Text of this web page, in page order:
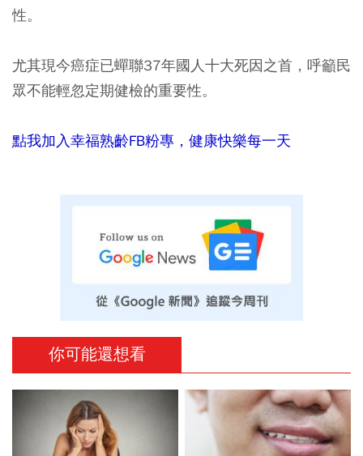
性。
尤其現今癌症已蟬聯37年國人十大死因之首，呼籲民
眾不能輕忽定期健檢的重要性。
點我加入幸福熟齡FB粉專，健康快樂每一天
你可能還想看